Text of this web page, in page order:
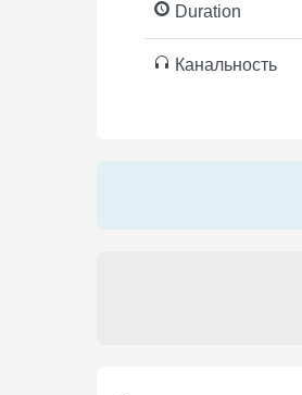
Duration
Канальность